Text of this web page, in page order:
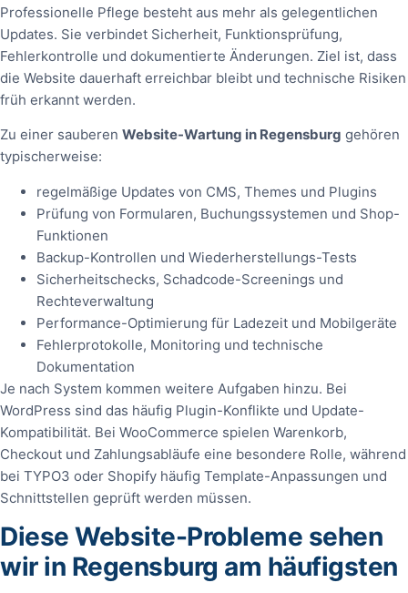
Professionelle Pflege besteht aus mehr als gelegentlichen
Updates. Sie verbindet Sicherheit, Funktionsprüfung,
Fehlerkontrolle und dokumentierte Änderungen. Ziel ist, dass
die Website dauerhaft erreichbar bleibt und technische Risiken
früh erkannt werden.
Zu einer sauberen Website-Wartung in Regensburg gehören
typischerweise:
regelmäßige Updates von CMS, Themes und Plugins
Prüfung von Formularen, Buchungssystemen und Shop-
Funktionen
Backup-Kontrollen und Wiederherstellungs-Tests
Sicherheitschecks, Schadcode-Screenings und
Rechteverwaltung
Performance-Optimierung für Ladezeit und Mobilgeräte
Fehlerprotokolle, Monitoring und technische
Dokumentation
Je nach System kommen weitere Aufgaben hinzu. Bei
WordPress sind das häufig Plugin-Konflikte und Update-
Kompatibilität. Bei WooCommerce spielen Warenkorb,
Checkout und Zahlungsabläufe eine besondere Rolle, während
bei TYPO3 oder Shopify häufig Template-Anpassungen und
Schnittstellen geprüft werden müssen.
Diese Website-Probleme sehen
wir in Regensburg am häufigsten